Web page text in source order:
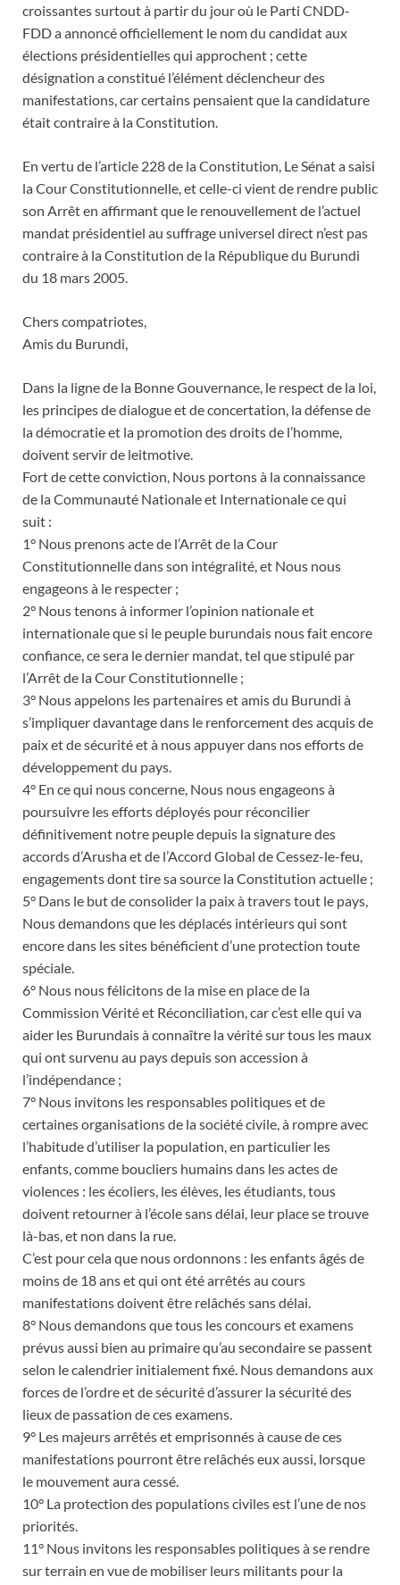
croissantes surtout à partir du jour où le Parti CNDD-
FDD a annoncé officiellement le nom du candidat aux
élections présidentielles qui approchent ; cette
désignation a constitué l’élément déclencheur des
manifestations, car certains pensaient que la candidature
était contraire à la Constitution.
En vertu de l’article 228 de la Constitution, Le Sénat a saisi
la Cour Constitutionnelle, et celle-ci vient de rendre public
son Arrêt en affirmant que le renouvellement de l’actuel
mandat présidentiel au suffrage universel direct n’est pas
contraire à la Constitution de la République du Burundi
du 18 mars 2005.
Chers compatriotes,
Amis du Burundi,
Dans la ligne de la Bonne Gouvernance, le respect de la loi,
les principes de dialogue et de concertation, la défense de
la démocratie et la promotion des droits de l’homme,
doivent servir de leitmotive.
Fort de cette conviction, Nous portons à la connaissance
de la Communauté Nationale et Internationale ce qui
suit :
1° Nous prenons acte de l’Arrêt de la Cour
Constitutionnelle dans son intégralité, et Nous nous
engageons à le respecter ;
2° Nous tenons à informer l’opinion nationale et
internationale que si le peuple burundais nous fait encore
confiance, ce sera le dernier mandat, tel que stipulé par
l’Arrêt de la Cour Constitutionnelle ;
3° Nous appelons les partenaires et amis du Burundi à
s’impliquer davantage dans le renforcement des acquis de
paix et de sécurité et à nous appuyer dans nos efforts de
développement du pays.
4° En ce qui nous concerne, Nous nous engageons à
poursuivre les efforts déployés pour réconcilier
définitivement notre peuple depuis la signature des
accords d’Arusha et de l’Accord Global de Cessez-le-feu,
engagements dont tire sa source la Constitution actuelle ;
5° Dans le but de consolider la paix à travers tout le pays,
Nous demandons que les déplacés intérieurs qui sont
encore dans les sites bénéficient d’une protection toute
spéciale.
6° Nous nous félicitons de la mise en place de la
Commission Vérité et Réconciliation, car c’est elle qui va
aider les Burundais à connaître la vérité sur tous les maux
qui ont survenu au pays depuis son accession à
l’indépendance ;
7° Nous invitons les responsables politiques et de
certaines organisations de la société civile, à rompre avec
l’habitude d’utiliser la population, en particulier les
enfants, comme boucliers humains dans les actes de
violences : les écoliers, les élèves, les étudiants, tous
doivent retourner à l’école sans délai, leur place se trouve
là-bas, et non dans la rue.
C’est pour cela que nous ordonnons : les enfants âgés de
moins de 18 ans et qui ont été arrêtés au cours
manifestations doivent être relâchés sans délai.
8° Nous demandons que tous les concours et examens
prévus aussi bien au primaire qu’au secondaire se passent
selon le calendrier initialement fixé. Nous demandons aux
forces de l’ordre et de sécurité d’assurer la sécurité des
lieux de passation de ces examens.
9° Les majeurs arrêtés et emprisonnés à cause de ces
manifestations pourront être relâchés eux aussi, lorsque
le mouvement aura cessé.
10° La protection des populations civiles est l’une de nos
priorités.
11° Nous invitons les responsables politiques à se rendre
sur terrain en vue de mobiliser leurs militants pour la